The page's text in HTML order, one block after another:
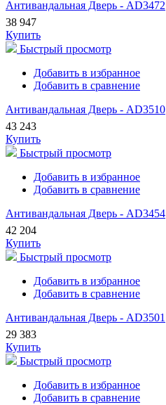
Антивандальная Дверь - AD3472
38 947
Купить
Быстрый просмотр
Добавить в избранное
Добавить в сравнение
Антивандальная Дверь - AD3510
43 243
Купить
Быстрый просмотр
Добавить в избранное
Добавить в сравнение
Антивандальная Дверь - AD3454
42 204
Купить
Быстрый просмотр
Добавить в избранное
Добавить в сравнение
Антивандальная Дверь - AD3501
29 383
Купить
Быстрый просмотр
Добавить в избранное
Добавить в сравнение